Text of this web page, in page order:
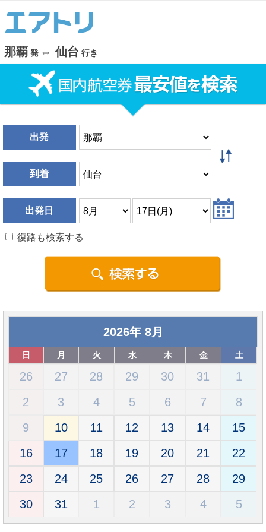
那覇 発 ⇔ 仙台 行き
出発
到着
出発日
復路も検索する
2026年 8月
日 月 火 水 木 金 土
26 27 28 29 30 31
1
2
3 4 5 6 7
8
9
10 11 12 13 14
15
16
17 18 19 20 21
22
23
24 25 26 27 28
29
30
31 1 2 3 4 5